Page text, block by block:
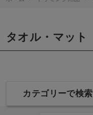
タオル・マット
カテゴリーで検索